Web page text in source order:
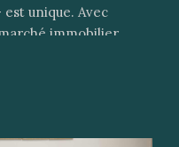
est unique. Avec
immobilier